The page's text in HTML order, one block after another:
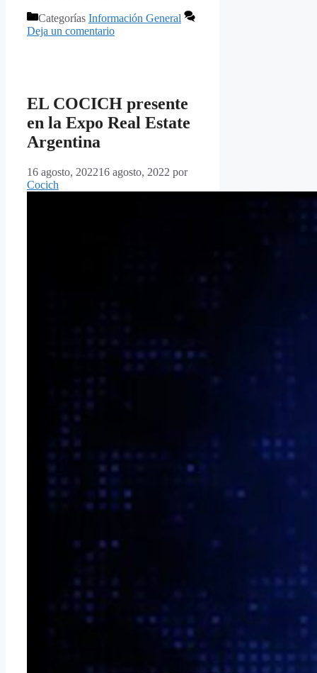
Categorías Información General
Deja un comentario
EL COCICH presente
en la Expo Real Estate
Argentina
16 agosto, 202216 agosto, 2022 por
Cocich